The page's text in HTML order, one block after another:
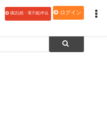
購読(紙・電子版)申込 ログイン